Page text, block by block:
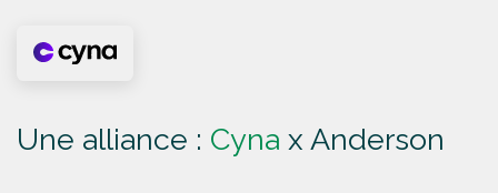
Une alliance : Cyna x Anderson